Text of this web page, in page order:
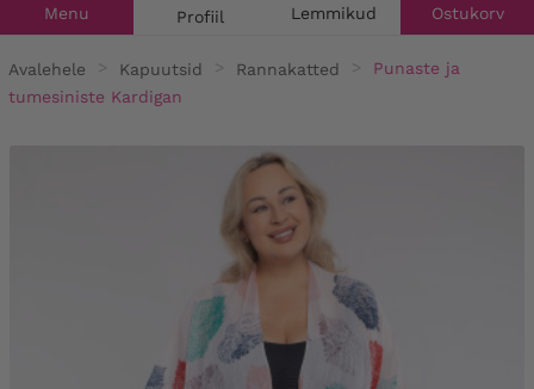
Menu Profiil Lemmikud Ostukorv
Avalehele Kapuutsid Rannakatted
Punaste ja
tumesiniste Kardigan